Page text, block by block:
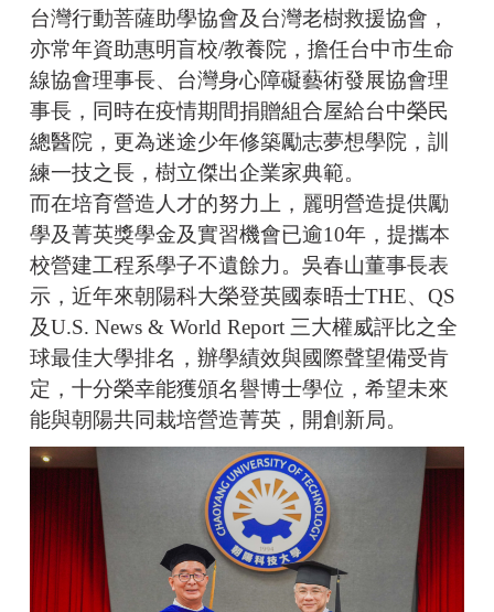
台灣行動菩薩助學協會及台灣老樹救援協會，
亦常年資助惠明盲校/教養院，擔任台中市生命
線協會理事長、台灣身心障礙藝術發展協會理
事長，同時在疫情期間捐贈組合屋給台中榮民
總醫院，更為迷途少年修築勵志夢想學院，訓
練一技之長，樹立傑出企業家典範。
而在培育營造人才的努力上，麗明營造提供勵
學及菁英獎學金及實習機會已逾10年，提攜本
校營建工程系學子不遺餘力。吳春山董事長表
示，近年來朝陽科大榮登英國泰晤士THE、QS
及U.S. News & World Report 三大權威評比之全
球最佳大學排名，辦學績效與國際聲望備受肯
定，十分榮幸能獲頒名譽博士學位，希望未來
能與朝陽共同栽培營造菁英，開創新局。